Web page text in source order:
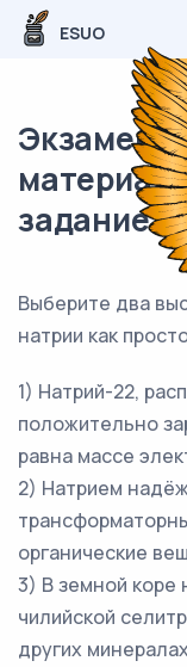
ESUO
материал
задание
Выберите два
натрии как
1) Натрий-22,
положительно
равна массе
2) Натрием
органические
3) В земной коре
чилийской
других